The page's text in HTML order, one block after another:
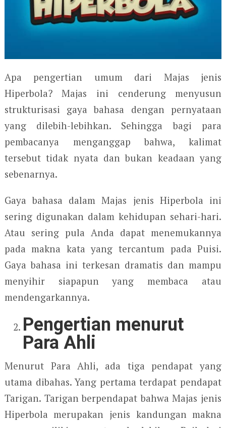
Apa pengertian umum dari Majas jenis
Hiperbola? Majas ini cenderung menyusun
strukturisasi gaya bahasa dengan pernyataan
yang dilebih-lebihkan. Sehingga bagi para
pembacanya menganggap bahwa, kalimat
tersebut tidak nyata dan bukan keadaan yang
sebenarnya.
Gaya bahasa dalam Majas jenis Hiperbola ini
sering digunakan dalam kehidupan sehari-hari.
Atau sering pula Anda dapat menemukannya
pada makna kata yang tercantum pada Puisi.
Gaya bahasa ini terkesan dramatis dan mampu
menyihir siapapun yang membaca atau
mendengarkannya.
Pengertian menurut
Para Ahli
Menurut Para Ahli, ada tiga pendapat yang
utama dibahas. Yang pertama terdapat pendapat
Tarigan. Tarigan berpendapat bahwa Majas jenis
Hiperbola merupakan jenis kandungan makna